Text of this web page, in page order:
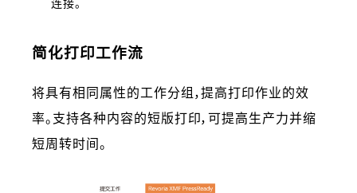
连接。
简化打印工作流
将具有相同属性的工作分组，提高打印作业的效
率。支持各种内容的短版打印，可提高生产力并缩
短周转时间。